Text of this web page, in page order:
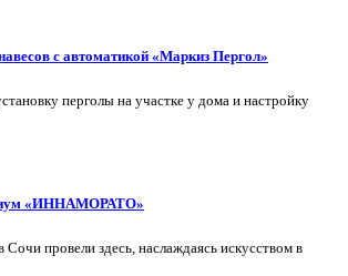
с автоматикой «Маркиз Пергол»
перголы на участке у дома и настройку
«ИННАМОРАТО»
провели здесь, наслаждаясь искусством в